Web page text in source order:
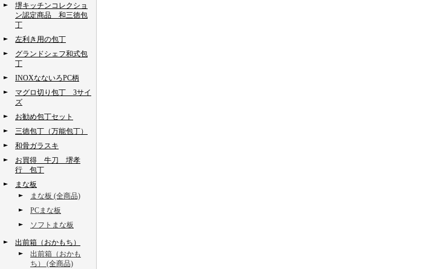
堺キッチンコレクショ
ン認定商品 和三徳包
丁
左利き用の包丁
グランドシェフ和式包
丁
INOXなないろPC柄
マグロ切り包丁 3サイ
ズ
お勧め包丁セット
三徳包丁（万能包丁）
和骨ガラスキ
お買得 牛刀 堺孝
行 包丁
まな板
まな板 (全商品)
PCまな板
ソフトまな板
出前箱（おかもち）
出前箱（おかも
ち） (全商品)